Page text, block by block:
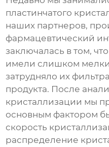
пластинчатого
наших партнеров,
фармацевтический
заключалась в том,
имели слишком
затрудняло их
продукта. После
кристаллизации мы
основным фактором
скорость
распределение